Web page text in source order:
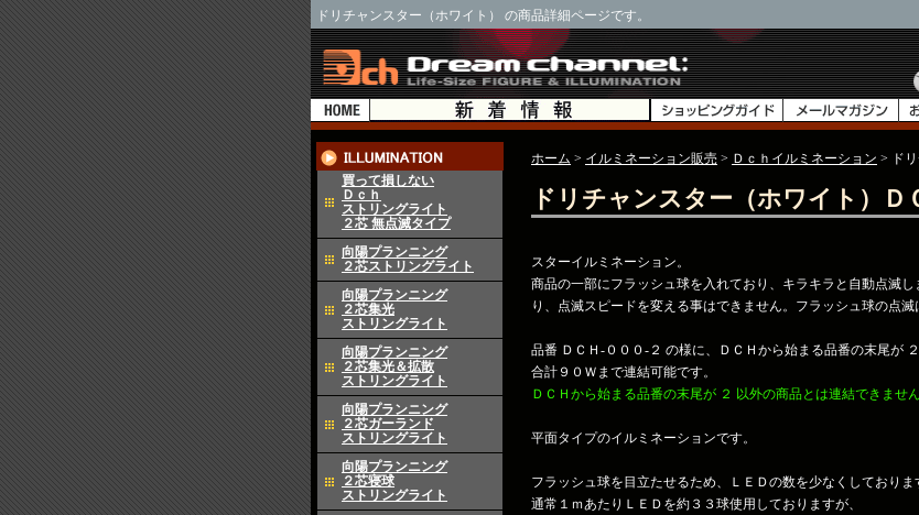
ドリチャンスター（ホワイト） の商品詳細ページです。
買って損しない
Ｄｃｈ
ストリングライト
２芯 無点滅タイプ
向陽プランニング
２芯ストリングライト
向陽プランニング
２芯集光
ストリングライト
向陽プランニング
２芯集光＆拡散
ストリングライト
向陽プランニング
２芯ガーランド
ストリングライト
向陽プランニング
２芯寝球
ストリングライト
ホーム > イルミネーション販売 > Ｄｃｈイルミネーション > ド
ドリチャンスター（ホワイト）Ｄ
スターイルミネーション。
商品の一部にフラッシュ球を入れており、キラキラと自動点滅
り、点滅スピードを変える事はできません。フラッシュ球の点滅
品番 ＤＣＨ-０００-２ の様に、ＤＣＨから始まる品番の末尾が ２
合計９０Ｗまで連結可能です。
ＤＣＨから始まる品番の末尾が ２ 以外の商品とは連結できませ
平面タイプのイルミネーションです。
フラッシュ球を目立たせるため、ＬＥＤの数を少なくしておりま
通常１ｍあたりＬＥＤを約３３球使用しておりますが、